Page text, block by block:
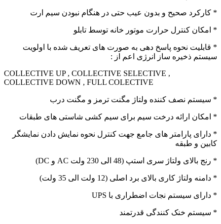
*کارکرد صحیح و بدون عیب حتی در هنگام نبودن سیم ارت
* امکان کنترل حرارت موتور خانه توسط تابلو
* قابلیت نحوه پاسخ دهی به صورت های تعریف شده با اولویت
سیستم ذخیره ساز انرژی اعم از :
COLLECTIVE UP , COLLECTIVE SELECTIVE ,
COLLECTIVE DOWN , FULL COLECTIVE
* سیستم نصف کننده ولتاژ مگنت ترمز و مگنت درب
* امکان ارائه درخت سیم برای سیم کشی شاستی های طبقات
* دارای پارامتر های جامع جهت کنترل نحوه نمایش دادن نمایشگر
کابین و طبقه
* رنج بالای ولتاژ سری استپ (48 الی 230 ولت AC و DC)
* دامنه ولتاژ کاری بالای برد اصلی (12 ولت الی 35 ولت)
* دارای سیستم نجات اضطراری با UPS
* سیستم خنک کنندگی قدرتمند